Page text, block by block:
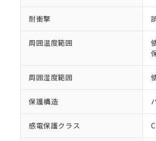
耐衝撃
周囲温度範囲
周囲湿度範囲
保護構造
感電保護クラス